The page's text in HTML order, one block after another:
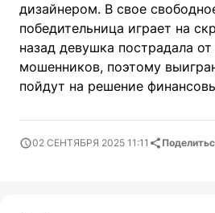
дизайнером. В свое
победительница играет на
назад девушка пострадала
мошенников, поэтому
пойдут на решение
02 СЕНТЯБРЯ 2025 11:11